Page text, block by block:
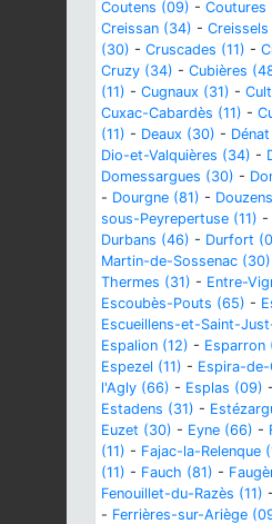
Coutens (09) - Coutures
Creissan (34) - Creissels
(30) - Cruscades (11) -
Cruzy (34) - Cubières
(11) - Cugnaux (31) -
Cuxac-Cabardès (11) -
(11) - Deaux (30) -
Dio-et-Valquières (34) -
Domessargues (30) -
- Dourgne (81) -
sous-Peyrepertuse (11) -
Durbans (46) - Durfort
Martin-de-Sossenac (30)
Thermes (31) - Entre-
Escoubès-Pouts (65) -
Escueillens-et-Saint-
Espalion (12) - Esparron
Espezel (11) - Espira-
l'Agly (66) - Esplas (09) -
Estadens (31) -
Euzet (30) - Eyne (66) -
(11) - Fajac-la-Relenque
(11) - Fauch (81) -
Fenouillet-du-Razès (11) -
- Ferrières-sur-Ariège